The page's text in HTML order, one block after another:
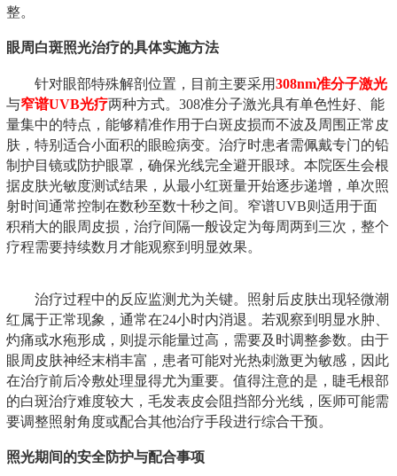
整。
眼周白斑照光治疗的具体实施方法
针对眼部特殊解剖位置，目前主要采用308nm准分子激光
与窄谱UVB光疗两种方式。308准分子激光具有单色性好、能
量集中的特点，能够精准作用于白斑皮损而不波及周围正常皮
肤，特别适合小面积的眼睑病变。治疗时患者需佩戴专门的铅
制护目镜或防护眼罩，确保光线完全避开眼球。本院医生会根
据皮肤光敏度测试结果，从最小红斑量开始逐步递增，单次照
射时间通常控制在数秒至数十秒之间。窄谱UVB则适用于面
积稍大的眼周皮损，治疗间隔一般设定为每周两到三次，整个
疗程需要持续数月才能观察到明显效果。
治疗过程中的反应监测尤为关键。照射后皮肤出现轻微潮
红属于正常现象，通常在24小时内消退。若观察到明显水肿、
灼痛或水疱形成，则提示能量过高，需要及时调整参数。由于
眼周皮肤神经末梢丰富，患者可能对光热刺激更为敏感，因此
在治疗前后冷敷处理显得尤为重要。值得注意的是，睫毛根部
的白斑治疗难度较大，毛发表皮会阻挡部分光线，医师可能需
要调整照射角度或配合其他治疗手段进行综合干预。
照光期间的安全防护与配合事项